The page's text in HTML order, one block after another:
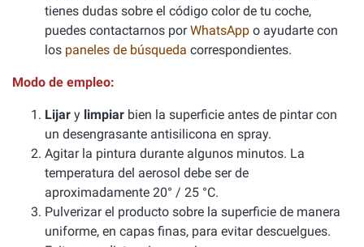
tienes dudas sobre el código color de tu coche,
puedes contactarnos porWhatsApp o ayudarte con
los paneles de búsqueda correspondientes.
Modo de empleo:
Lijar y limpiar bien la superficie antes de pintar con
un desengrasante antisilicona en spray.
Agitar la pintura durante algunos minutos. La
temperatura del aerosol debe ser de
aproximadamente 20° / 25 °C.
Pulverizar el producto sobre la superficie de manera
uniforme, en capas finas, para evitar descuelgues.